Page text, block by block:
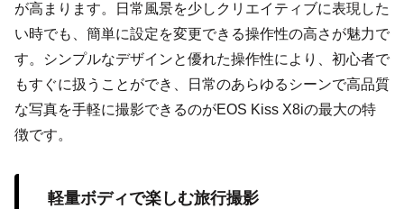
が高まります。日常風景を少しクリエイティブに表現した
い時でも、簡単に設定を変更できる操作性の高さが魅力で
す。シンプルなデザインと優れた操作性により、初心者で
もすぐに扱うことができ、日常のあらゆるシーンで高品質
な写真を手軽に撮影できるのがEOS Kiss X8iの最大の特
徴です。
軽量ボディで楽しむ旅行撮影